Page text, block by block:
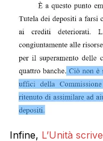
Infine, L’Unità scrive